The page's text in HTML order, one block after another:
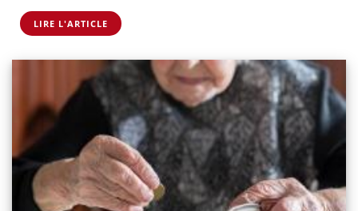
LIRE L'ARTICLE